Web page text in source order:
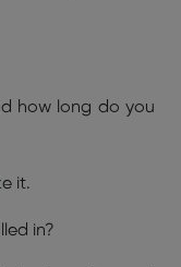
how long do you
it.
in?